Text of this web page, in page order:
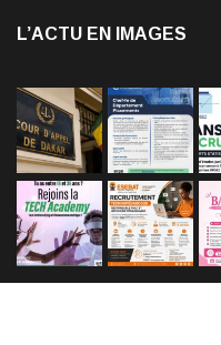
L’ACTU EN IMAGES